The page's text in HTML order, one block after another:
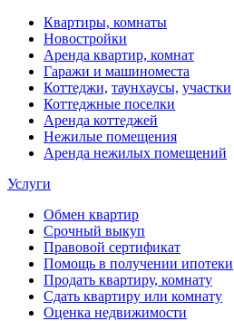
Квартиры, комнаты
Новостройки
Аренда квартир, комнат
Гаражи и машиноместа
Коттеджи, таунхаусы, участки
Коттеджные поселки
Аренда коттеджей
Нежилые помещения
Аренда нежилых помещений
Услуги
Обмен квартир
Срочный выкуп
Правовой сертификат
Помощь в получении ипотеки
Продать квартиру, комнату
Сдать квартиру или комнату
Оценка недвижимости